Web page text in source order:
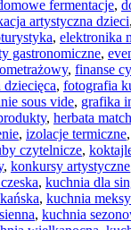
fermentacje,
artystyczna dzieci,
, elektronika
gastronomiczne,
, finanse
, fotografia
sous vide, grafika
, herbata
, izolacje termiczne,
czytelnicze,
, konkursy artystyczne
, kuchnia dla
, kuchnia
, kuchnia